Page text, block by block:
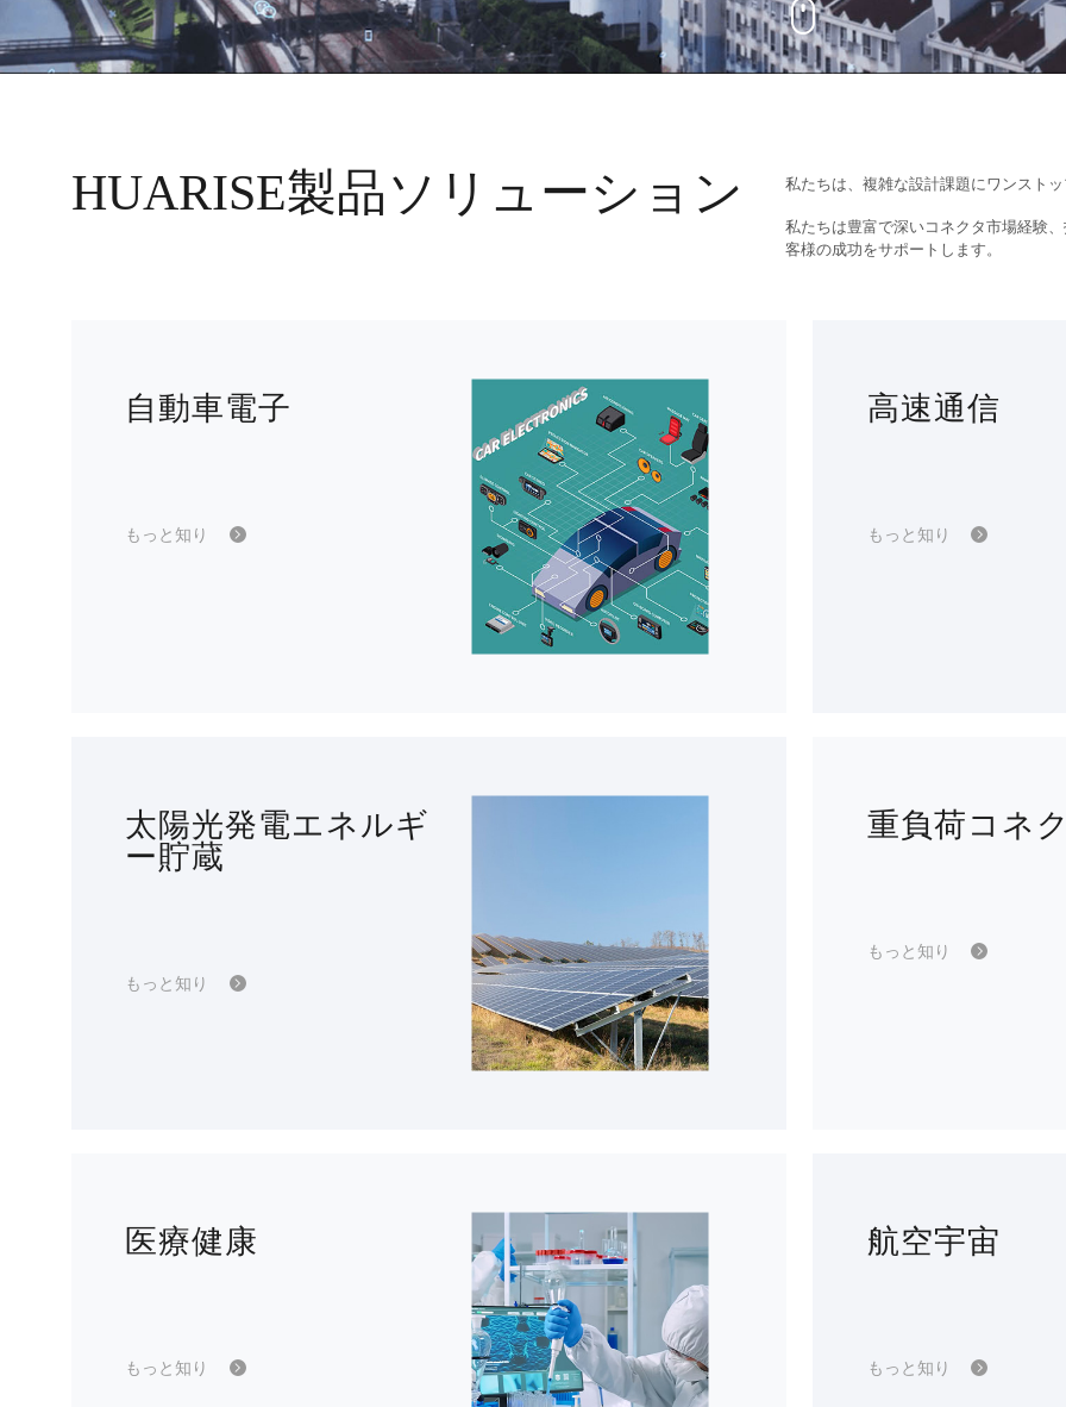
HUARISE製品ソリューション 私たちは、複雑な設計課題にワンスト
私たちは豊富で深いコネクタ市場経験
客様の成功をサポートします。
自動車電子
もっと知り
高速通信
もっと知り
太陽光発電エネルギ
ー貯蔵
もっと知り
重負荷コネ
もっと知り
医療健康
もっと知り
航空宇宙
もっと知り